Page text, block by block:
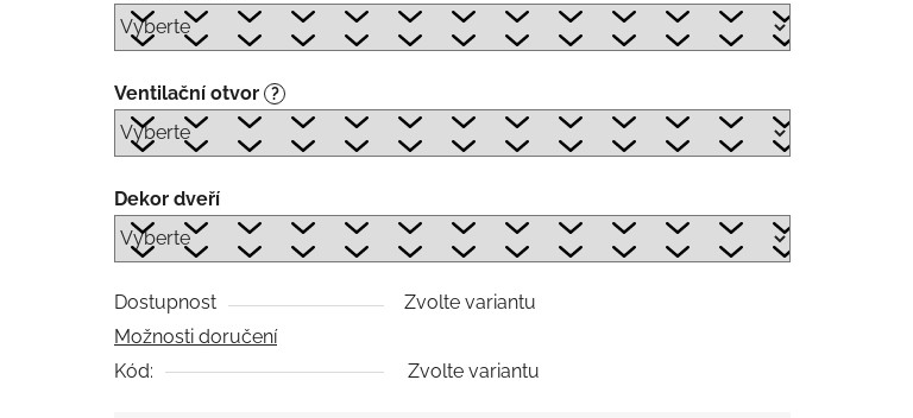
Ventilační otvor ?
Dekor dveří
Dostupnost
Zvolte variantu
Možnosti doručení
Kód:
Zvolte variantu